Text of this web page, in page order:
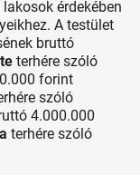
érdekében
A testület
bruttó
terhére szóló
forint
szóló
4.000.000
terhére szóló